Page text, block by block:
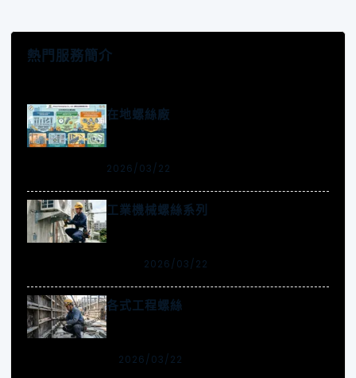
熱門服務簡介
在地螺絲廠
2026/03/22
工業機械螺絲系列
2026/03/22
各式工程螺絲
2026/03/22